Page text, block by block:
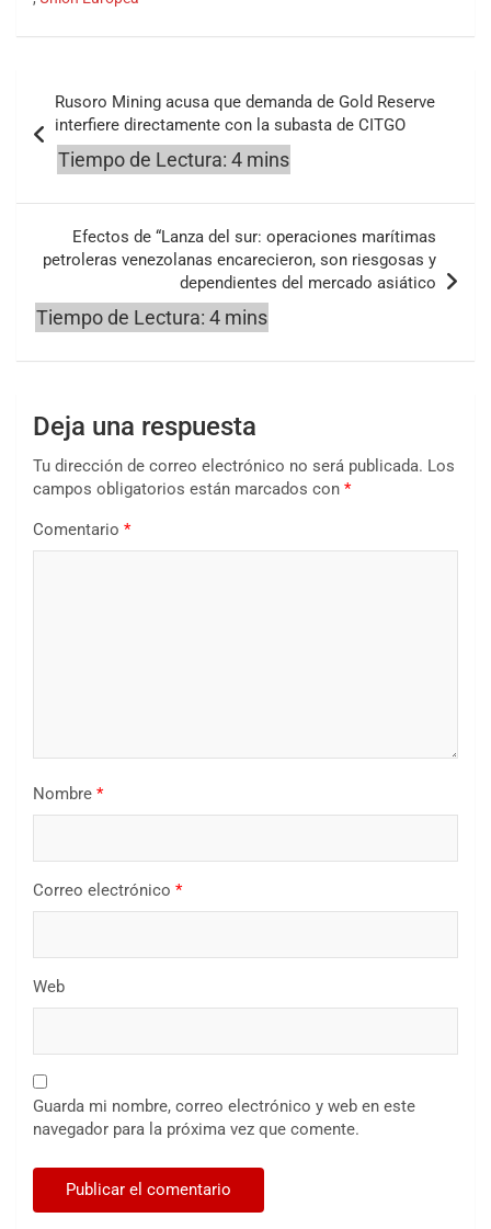
de
entradas
Rusoro Mining acusa que demanda de Gold Reserve
interfiere directamente con la subasta de CITGO
Efectos de “Lanza del sur: operaciones marítimas
petroleras venezolanas encarecieron, son riesgosas y
dependientes del mercado asiático
Deja una respuesta
Tu dirección de correo electrónico no será publicada. Los
campos obligatorios están marcados con *
Comentario *
Nombre *
Correo electrónico *
Web
Guarda mi nombre, correo electrónico y web en este
navegador para la próxima vez que comente.